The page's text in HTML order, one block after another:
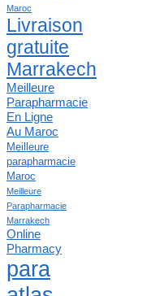
Maroc
Livraison
gratuite
Marrakech
Meilleure
Parapharmacie
En Ligne
Au Maroc
Meilleure
parapharmacie
Maroc
Meilleure
Parapharmacie
Marrakech
Online
Pharmacy
para